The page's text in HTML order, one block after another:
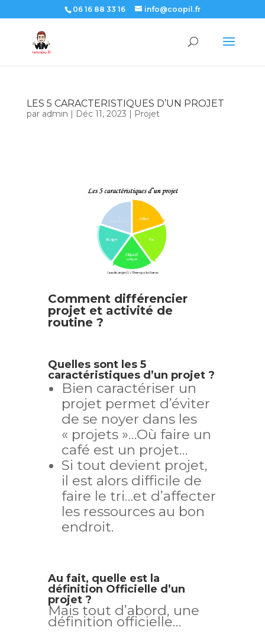
06 16 88 33 16 info@coopil.fr
LES 5 CARACTERISTIQUES D’UN PROJET
par admin | Déc 11, 2023 | Projet
Comment différencier
projet et activité de
routine ?
Quelles sont les 5
caractéristiques d’un projet ?
Bien caractériser un
projet permet d’éviter
de se noyer dans les
« projets »…Où faire un
café est un projet…
Si tout devient projet,
il est alors difficile de
faire le tri…et d’affecter
les ressources au bon
endroit.
Au fait, quelle est la
définition Officielle d’un
projet ?
Mais tout d’abord, une
définition officielle…